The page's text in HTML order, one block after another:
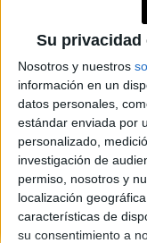
Su privacidad
Nosotros y nuestros
información en un
datos personales,
estándar enviada por
personalizado,
investigación de
permiso, nosotros y
localización
características de
su consentimiento a
Hombre
Look
Luz Mía
© Perfil.com
Registro de